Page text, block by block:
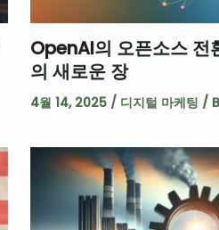
OpenAI의 오픈소스 전
의 새로운 장
4월 14, 2025 / 디지털 마케팅 /